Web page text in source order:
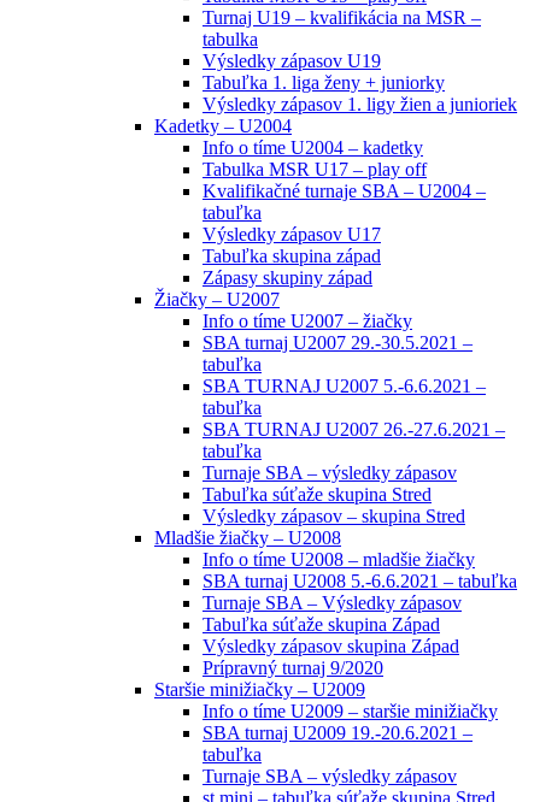
Turnaj U19 – kvalifikácia na MSR –
tabulka
Výsledky zápasov U19
Tabuľka 1. liga ženy + juniorky
Výsledky zápasov 1. ligy žien a junioriek
Kadetky – U2004
Info o tíme U2004 – kadetky
Tabulka MSR U17 – play off
Kvalifikačné turnaje SBA – U2004 –
tabuľka
Výsledky zápasov U17
Tabuľka skupina západ
Zápasy skupiny západ
Žiačky – U2007
Info o tíme U2007 – žiačky
SBA turnaj U2007 29.-30.5.2021 –
tabuľka
SBA TURNAJ U2007 5.-6.6.2021 –
tabuľka
SBA TURNAJ U2007 26.-27.6.2021 –
tabuľka
Turnaje SBA – výsledky zápasov
Tabuľka súťaže skupina Stred
Výsledky zápasov – skupina Stred
Mladšie žiačky – U2008
Info o tíme U2008 – mladšie žiačky
SBA turnaj U2008 5.-6.6.2021 – tabuľka
Turnaje SBA – Výsledky zápasov
Tabuľka súťaže skupina Západ
Výsledky zápasov skupina Západ
Prípravný turnaj 9/2020
Staršie minižiačky – U2009
Info o tíme U2009 – staršie minižiačky
SBA turnaj U2009 19.-20.6.2021 –
tabuľka
Turnaje SBA – výsledky zápasov
st mini – tabuľka súťaže skupina Stred